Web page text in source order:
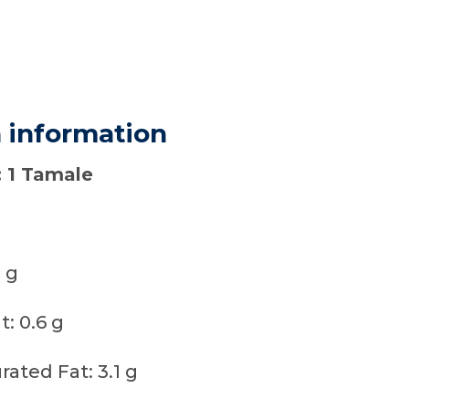
information
1 Tamale
g
0.6 g
Fat: 3.1 g